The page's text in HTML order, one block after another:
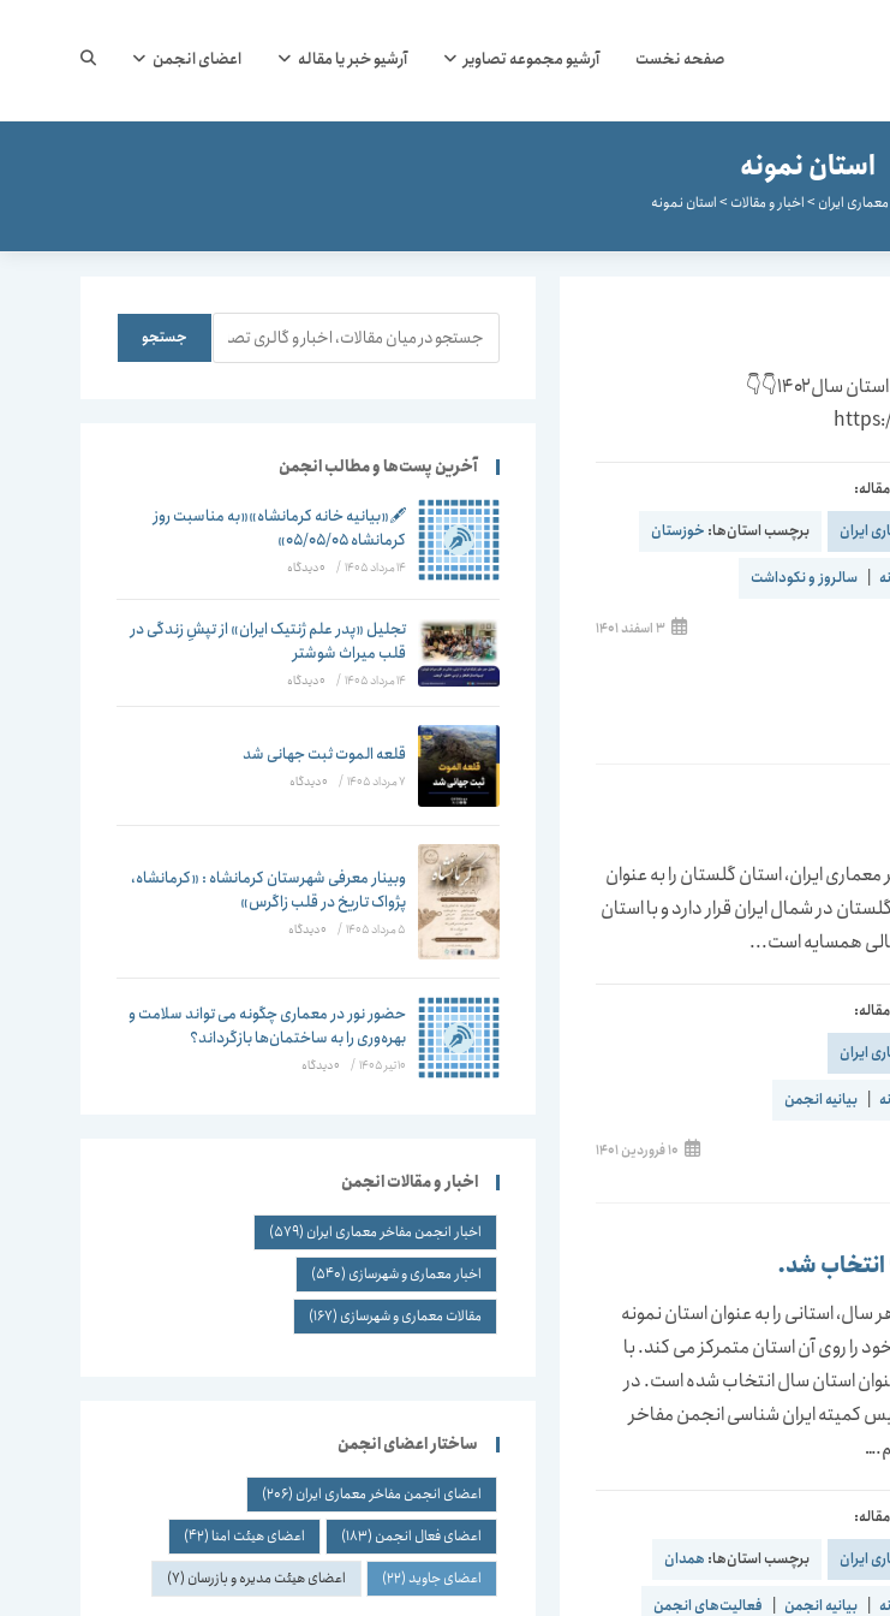
صفحه نخست آرشیو مجموعه تصاویر آرشیو خبر یا مقاله اعضای انجمن جستجوی
استان نمونه
ایران >اخبار و مقالات >استان نمونه
لینک رسمی کانال تلگرام:خوزستان، استان سال ١۴٠٢👇👇
ایران برچسب استان‌ها: خوزستان
سالروز و نکوداشت
نوشته
منتشر
3 اسفند 1401
ایران، استان گلستان را به عنوان
گلستان در شمال ایران قرار دارد و با استان
همسایه است...
ایران
بیانیه انجمن
نوشته
منتشر
10 فروردین 1401
استانی را به عنوان استان نمونه
را روی آن استان متمرکز می کند. با
استان سال انتخاب شده است. در
کمیته ایران شناسی انجمن مفاخر
ایران برچسب استان‌ها: همدان
بیانیه انجمن فعالیت‌های انجمن
جستجو جستجو
آخرین پست‌ها و مطالب انجمن
🖋️«بیانیه خانه کرمانشاه»«به مناسبت روز
کرمانشاه ۰۵/۰۵/۰۵»
14 مرداد 1405 / ۰ دیدگاه
تجلیل «پدر علم ژنتیک ایران» از تپشِ زندگی در
قلب میراث شوشتر
14 مرداد 1405 / ۰ دیدگاه
قلعه الموت ثبت جهانی شد
7 مرداد 1405 / ۰ دیدگاه
وبینار معرفی شهرستان کرمانشاه : «کرمانشاه،
پژواک تاریخ در قلب زاگرس»
5 مرداد 1405 / ۰ دیدگاه
حضور نور در معماری چگونه می تواند سلامت و
بهره‌وری را به ساختمان‌ها بازگرداند؟
10 تیر 1405 / ۰ دیدگاه
اخبار و مقالات انجمن
اخبار انجمن مفاخر معماری ایران (579)
اخبار معماری و شهرسازی (540)
مقالات معماری و شهرسازی (167)
ساختار اعضای انجمن
اعضای انجمن مفاخر معماری ایران (206)
اعضای فعال انجمن (183) اعضای هیئت امنا(42)
اعضای جاوید(22) اعضای هیئت مدیره و بازرسان (7)